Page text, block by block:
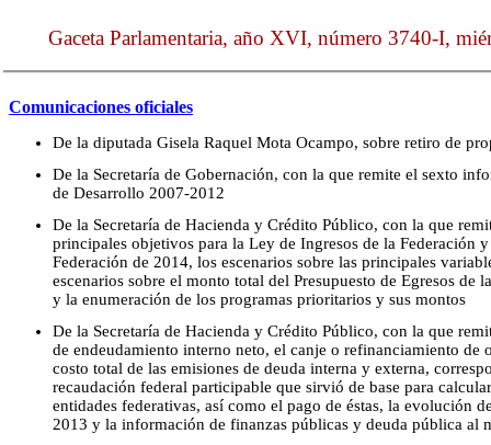
Gaceta Parlamentaria, año XVI, número 3740-I,
Comunicaciones oficiales
De la diputada Gisela Raquel Mota Ocampo, sobre retiro de
De la Secretaría de Gobernación, con la que remite el sexto
de Desarrollo 2007-2012
De la Secretaría de Hacienda y Crédito Público, con la que
principales objetivos para la Ley de Ingresos de la Federación
Federación de 2014, los escenarios sobre las principales
escenarios sobre el monto total del Presupuesto de Egresos de
y la enumeración de los programas prioritarios y sus montos
De la Secretaría de Hacienda y Crédito Público, con la que
de endeudamiento interno neto, el canje o refinanciamiento de
costo total de las emisiones de deuda interna y externa,
recaudación federal participable que sirvió de base para
entidades federativas, así como el pago de éstas, la evolución
2013 y la información de finanzas públicas y deuda pública al